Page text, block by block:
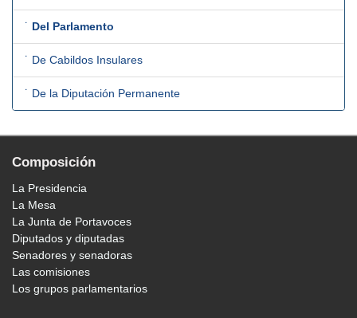
˙ Del Parlamento
˙ De Cabildos Insulares
˙ De la Diputación Permanente
Composición
La Presidencia
La Mesa
La Junta de Portavoces
Diputados y diputadas
Senadores y senadoras
Las comisiones
Los grupos parlamentarios